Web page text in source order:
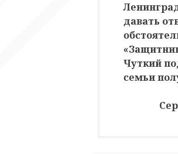
давать
Чуткий
семьи